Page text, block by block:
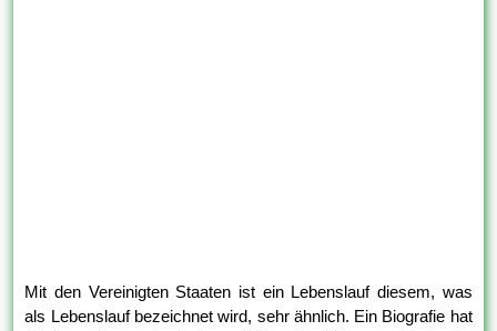
Mit den Vereinigten Staaten ist ein Lebenslauf diesem, was
als Lebenslauf bezeichnet wird, sehr ähnlich. Ein Biografie hat